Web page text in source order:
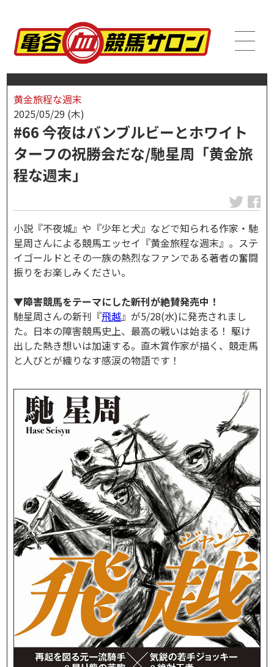
黄金旅程な週末
2025/05/29 (木)
#66 今夜はバンブルビーとホワイト
ターフの祝勝会だな/馳星周「黄金旅
程な週末」
小説『不夜城』や『少年と犬』などで知られる作家・馳
星周さんによる競馬エッセイ『黄金旅程な週末』。ステ
イゴールドとその一族の熱烈なファンである著者の奮闘
振りをお楽しみください。
▼障害競馬をテーマにした新刊が絶賛発売中！
馳星周さんの新刊『飛越』が5/28(水)に発売されまし
た。日本の障害競馬史上、最高の戦いは始まる！ 駆け
出した熱き想いは加速する。直木賞作家が描く、競走馬
と人びとが織りなす感涙の物語です！